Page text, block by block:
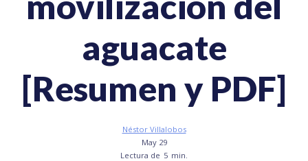
aguacate
[Resumen y PDF]
Néstor Villalobos
May 29
Lectura de 5 min.